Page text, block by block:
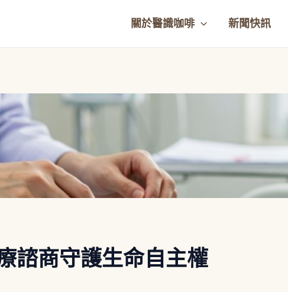
關於醫識咖啡 新聞快訊
諮商守護生命自主權